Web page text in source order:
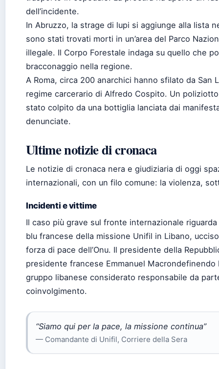
dell’incidente.
In Abruzzo, la strage di lupi si aggiunge alla lista
sono stati trovati morti in un’area del Parco
illegale. Il Corpo Forestale indaga su quello che
bracconaggio nella regione.
A Roma, circa 200 anarchici hanno sfilato da
regime carcerario di Alfredo Cospito. Un
stato colpito da una bottiglia lanciata dai
denunciate.
Ultime notizie di cronaca
Le notizie di cronaca nera e giudiziaria di oggi
internazionali, con un filo comune: la violenza,
Incidenti e vittime
Il caso più grave sul fronte internazionale
blu francese della missione Unifil in Libano,
forza di pace dell’Onu. Il presidente della
presidente francese Emmanuel Macrondefinendo
gruppo libanese considerato responsabile da
coinvolgimento.
“Siamo qui per la pace, la missione continua”
— Comandante di Unifil, Corriere della Sera